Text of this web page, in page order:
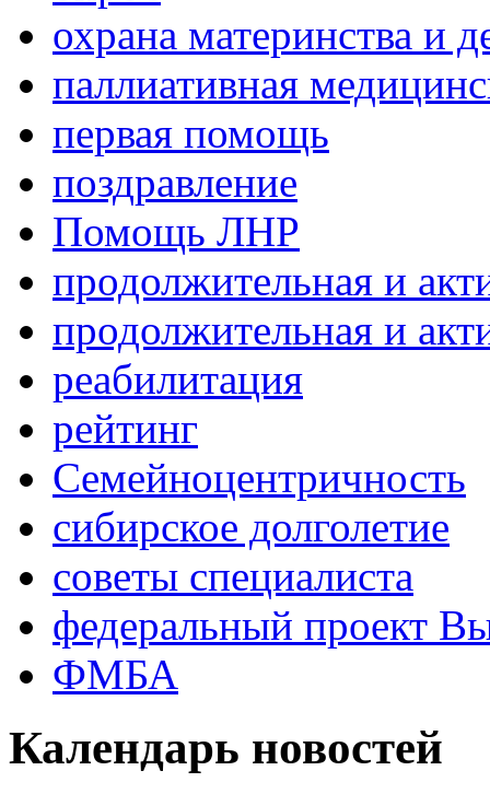
охрана материнства и
паллиативная
первая помощь
поздравление
Помощь ЛНР
продолжительная и
продолжительная и
реабилитация
рейтинг
Семейноцентричность
сибирское долголетие
советы специалиста
федеральный проект
ФМБА
Календарь новостей